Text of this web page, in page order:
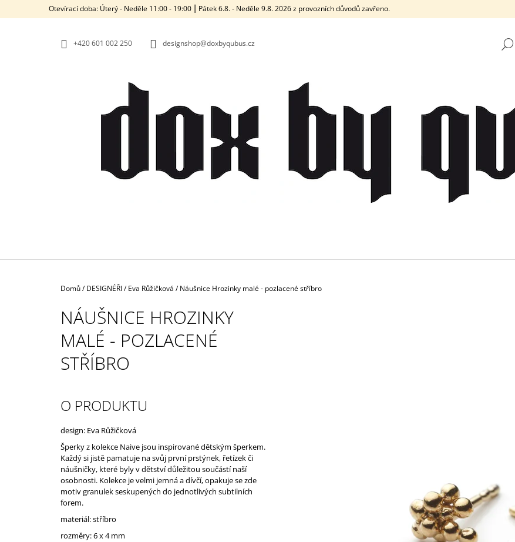
Otevírací doba: Úterý - Neděle 11:00 - 19:00 ⎮ Pátek 6.8. - Neděle 9.8. 2026 z provozních důvodů zavřeno.
+420‭ 601 002 250 designshop@doxbyqubus.cz
Domů/ DESIGNÉŘI/ Eva Růžičková / Náušnice Hrozinky malé - pozlacené stříbro
NÁUŠNICE HROZINKY
MALÉ - POZLACENÉ
STŘÍBRO
O PRODUKTU
design: Eva Růžičková
Šperky z kolekce Naive jsou inspirované dětským šperkem.
Každý si jistě pamatuje na svůj první prstýnek, řetízek či
náušničky, které byly v dětství důležitou součástí naší
osobnosti. Kolekce je velmi jemná a dívčí, opakuje se zde
motiv granulek seskupených do jednotlivých subtilních
forem.
materiál: stříbro
rozměry: 6 x 4 mm
O
DOPORUČUJEME